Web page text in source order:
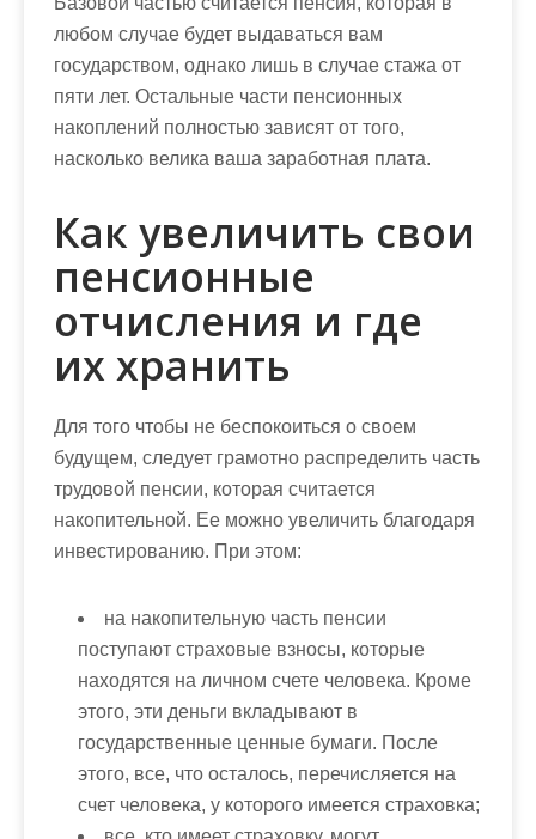
любом случае будет выдаваться вам
государством, однако лишь в случае стажа от
пяти лет. Остальные части пенсионных
накоплений полностью зависят от того,
насколько велика ваша заработная плата.
Как увеличить свои
пенсионные
отчисления и где
их хранить
Для того чтобы не беспокоиться о своем
будущем, следует грамотно распределить часть
трудовой пенсии, которая считается
накопительной. Ее можно увеличить благодаря
инвестированию. При этом:
на накопительную часть пенсии
поступают страховые взносы, которые
находятся на личном счете человека. Кроме
этого, эти деньги вкладывают в
государственные ценные бумаги. После
этого, все, что осталось, перечисляется на
счет человека, у которого имеется страховка;